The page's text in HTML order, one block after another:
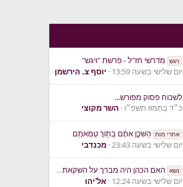
ויגש מדרשי חז"ל - פרשת "ויגש"
יום שלישי בשעה 13:59
יוסף צ. הירשמן
לשכוח פסוק מפורש...
כ״ד בְּתַמּוּז תשפ״ו
השר מקוצי
אחרי מות הַשֹּׁכֵ֣ן אִתָּ֔ם בְּת֖וֹךְ טֻמְאֹתָֽם
יום שלישי בשעה 23:43
מכנדבי
נשא האם הכהן היה מברך על השקאת הסוטה?
יום שלישי בשעה 12:24
אל'יהו